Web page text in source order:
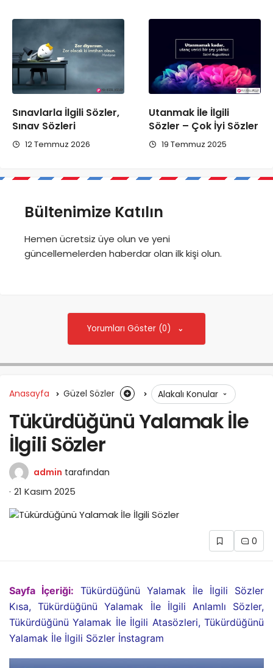
Sınavlarla İlgili Sözler,
Sınav Sözleri
12 Temmuz 2026
Utanmak İle İlgili
Sözler – Çok İyi Sözler
19 Temmuz 2025
Bültenimize Katılın
Hemen ücretsiz üye olun ve yeni
güncellemelerden haberdar olan ilk kişi olun.
Yorumları Göster (0)
Anasayfa Güzel Sözler Alakalı Konular
Tükürdüğünü Yalamak İle
İlgili Sözler
admin tarafından
21 Kasım 2025
0
Sayfa İçeriği: Tükürdüğünü Yalamak İle İlgili Sözler
Kısa, Tükürdüğünü Yalamak İle İlgili Anlamlı Sözler,
Tükürdüğünü Yalamak İle İlgili Atasözleri, Tükürdüğünü
Yalamak İle İlgili Sözler İnstagram